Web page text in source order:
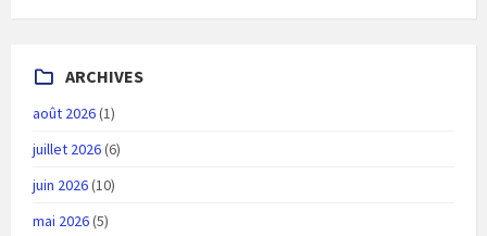
ARCHIVES
août 2026(1)
juillet 2026(6)
juin 2026(10)
mai 2026(5)